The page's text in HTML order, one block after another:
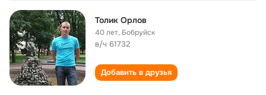
Толик Орлов
40 лет, Бобруйск
в/ч 61732
Добавить в друзья